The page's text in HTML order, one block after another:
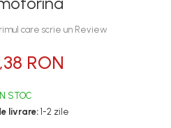
care scrie un Review
RON
IN STOC
livrare:1-2 zile